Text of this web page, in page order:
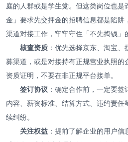
庭的人群或是学生党。但这类岗位也
金」要求先交押金的招聘信息都是陷
渠道对接工作，牢牢守住「不先掏钱」
核查资质 ：优先选择京东、淘宝
募渠道，或是对接持有正规营业执照
资质证明，不要在非正规平台接单。
签订协议 ：确定合作前，一定要
内容、薪资标准、结算方式、违约责
续纠纷。
关注权益 ：提前了解企业的用户